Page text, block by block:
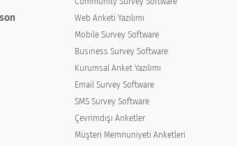
Web Anketi Yazılımı
Mobile Survey Software
Business Survey Software
Kurumsal Anket Yazılımı
Email Survey Software
SMS Survey Software
Çevrimdışı Anketler
Müşteri Memnuniyeti Anketleri